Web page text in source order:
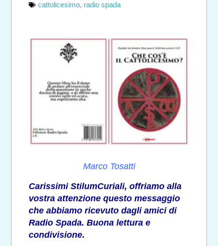
cattolicesimo, radio spada
Marco Tosatti
Carissimi StilumCuriali, offriamo alla
vostra attenzione questo messaggio
che abbiamo ricevuto dagli amici di
Radio Spada. Buona lettura e
condivisione.